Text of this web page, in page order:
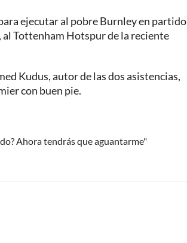
ejecutar al pobre Burnley en partido
al Tottenham Hotspur de la reciente
Kudus, autor de las dos asistencias,
con buen pie.
Ahora tendrás que aguantarme"